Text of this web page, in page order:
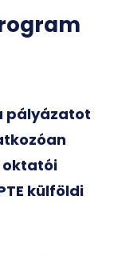
pályázatot
oktatói
külföldi